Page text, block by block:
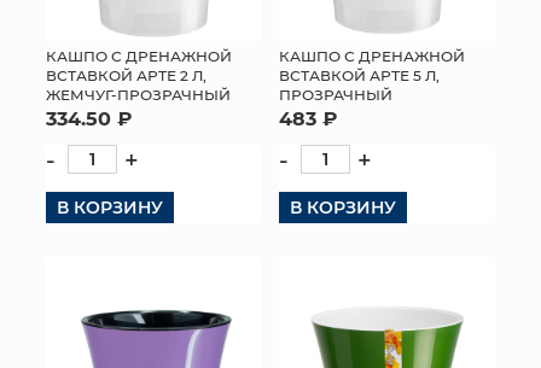
КАШПО С ДРЕНАЖНОЙ
ВСТАВКОЙ АРТЕ 2 Л,
ЖЕМЧУГ-ПРОЗРАЧНЫЙ
334.50 ₽
- +
В КОРЗИНУ
КАШПО С ДРЕНАЖНОЙ
ВСТАВКОЙ АРТЕ 5 Л,
ПРОЗРАЧНЫЙ
483 ₽
- +
В КОРЗИНУ